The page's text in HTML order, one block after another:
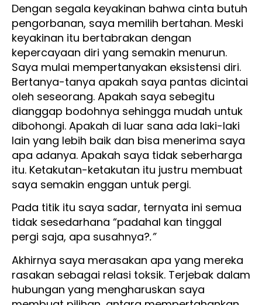
Dengan segala keyakinan bahwa cinta butuh
pengorbanan, saya memilih bertahan. Meski
keyakinan itu bertabrakan dengan
kepercayaan diri yang semakin menurun.
Saya mulai mempertanyakan eksistensi diri.
Bertanya-tanya apakah saya pantas dicintai
oleh seseorang. Apakah saya sebegitu
dianggap bodohnya sehingga mudah untuk
dibohongi. Apakah di luar sana ada laki-laki
lain yang lebih baik dan bisa menerima saya
apa adanya. Apakah saya tidak seberharga
itu. Ketakutan-ketakutan itu justru membuat
saya semakin enggan untuk pergi.
Pada titik itu saya sadar, ternyata ini semua
tidak sesedarhana “padahal kan tinggal
pergi saja, apa susahnya?.”
Akhirnya saya merasakan apa yang mereka
rasakan sebagai relasi toksik. Terjebak dalam
hubungan yang mengharuskan saya